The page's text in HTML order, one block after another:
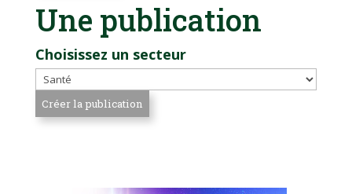
Une publication
Choisissez un secteur